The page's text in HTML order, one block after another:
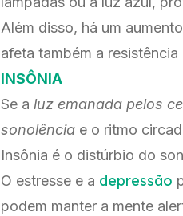
Além disso, há um
afeta também a resistência
INSÔNIA
Se a luz emanada pelos
sonolência e o ritmo
Insônia é o distúrbio do
O estresse e a depressão
podem manter a mente